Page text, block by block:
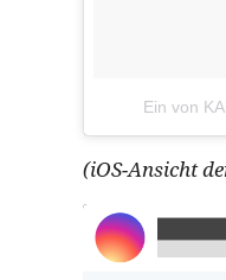
Ein von
(iOS-Ansicht